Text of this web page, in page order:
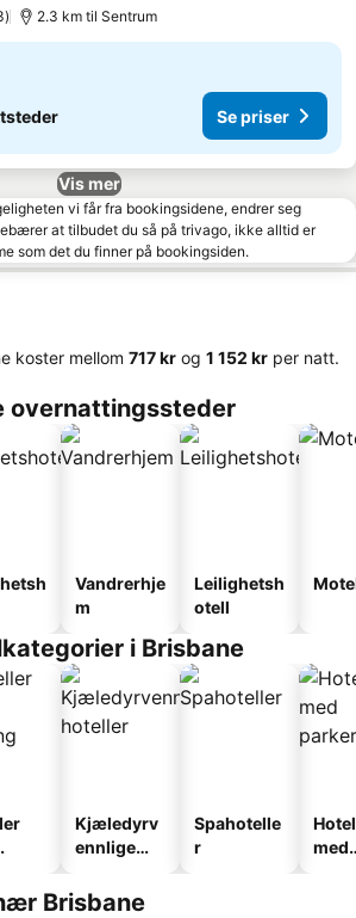
2.3 km til Sentrum
Se priser
Vis mer
vi får fra bookingsidene, endrer seg
at tilbudet du så på trivago, ikke alltid er
som det du finner på bookingsiden.
koster mellom ‎717 kr og ‎1 152 kr per natt.
overnattingssteder
Vandrerhje
m
Leilighetsh
otell
i Brisbane
Kjæledyrv
ennlige
Spahotelle
r
med
Brisbane